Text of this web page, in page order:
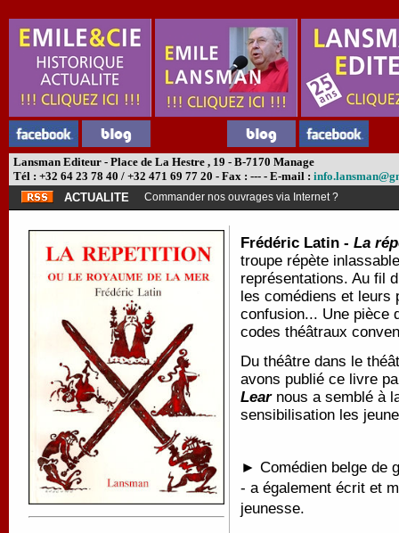
Lansman Editeur - Place de La Hestre , 19 - B-7170 Manage
Tél : +32 64 23 78 40 / +32 471 69 77 20 - Fax : --- - E-mail :
ACTUALITE
Commander nos ouvrages via Internet ?
Frédéric Latin - La
troupe répète
représentations. Au fil
les comédiens et leurs
confusion... Une pièce
codes théâtraux
Du théâtre dans le
avons publié ce livre
Learnous a semblé à
sensibilisation les
► Comédien belge de
- a également écrit et
jeunesse.